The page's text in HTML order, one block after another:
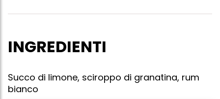
INGREDIENTI
Succo di limone, sciroppo di granatina, rum
bianco